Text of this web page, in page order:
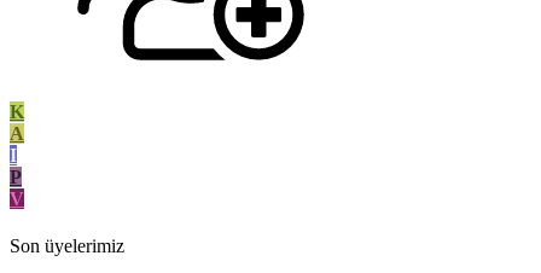
K
A
I
P
V
Son üyelerimiz